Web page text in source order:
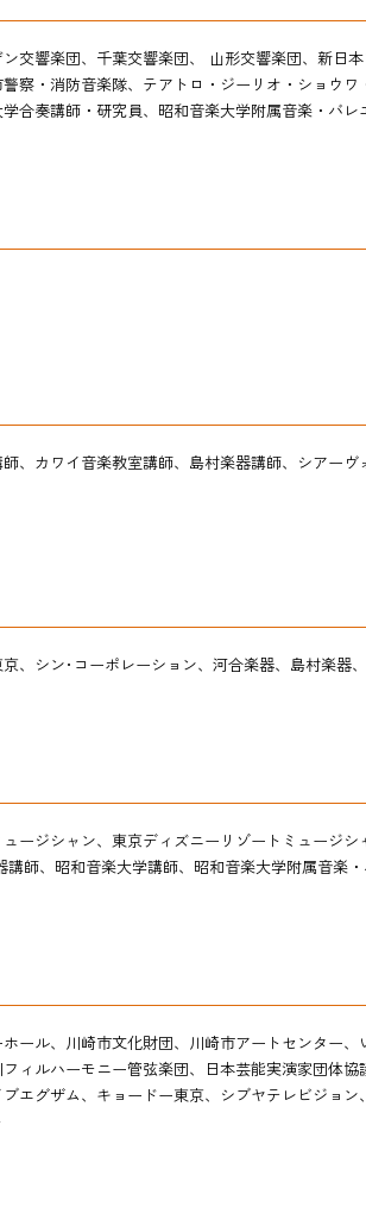
の方 卒業生の方
響楽団、千葉交響楽団、 山形交響楽団、新日
察・消防音楽隊、テアトロ・ジーリオ・ショウワ
合奏講師・研究員、 昭和音楽大学附属音楽・バレ
カワイ音楽教室講師、島村楽器講師、シアーヴ
シン･コーポレーション、河合楽器、島村楽器、
ジシャン、東京ディズニーリゾートミュージシ
師、昭和音楽大学講師、 昭和音楽大学附属音楽
ール、川崎市文化財団、川崎市アートセンター
ィルハーモニー管弦楽団、日本芸能実演家団体協
エグザム、キョードー東京、シブヤテレビジョン